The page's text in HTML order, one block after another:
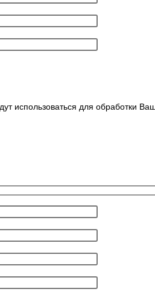
использоваться для обработки